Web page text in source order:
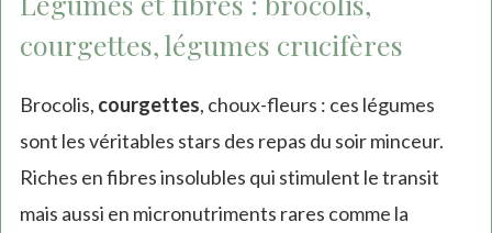
courgettes, légumes crucifères
Brocolis, courgettes, choux-fleurs : ces légumes
sont les véritables stars des repas du soir minceur.
Riches en fibres insolubles qui stimulent le transit
mais aussi en micronutriments rares comme la